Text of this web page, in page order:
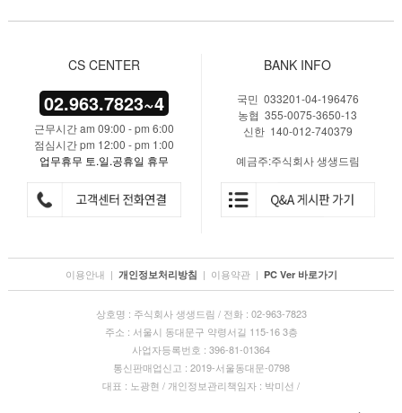
CS CENTER
02.963.7823~4
근무시간 am 09:00 - pm 6:00
점심시간 pm 12:00 - pm 1:00
업무휴무 토.일.공휴일 휴무
BANK INFO
국민 033201-04-196476
농협 355-0075-3650-13
신한 140-012-740379
예금주:주식회사 생생드림
이용안내 | 개인정보처리방침 | 이용약관 | PC Ver 바로가기
상호명 : 주식회사 생생드림 / 전화 : 02-963-7823
주소 : 서울시 동대문구 약령서길 115-16 3층
사업자등록번호 : 396-81-01364
통신판매업신고 : 2019-서울동대문-0798
대표 : 노광현 / 개인정보관리책임자 : 박미선 /